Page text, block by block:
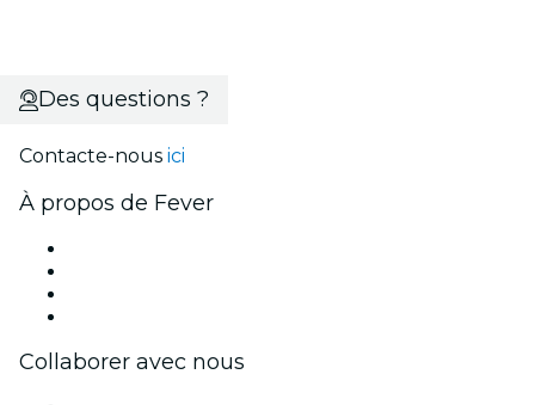
Des questions ?
Contacte-nous ici
À propos de Fever
Collaborer avec nous